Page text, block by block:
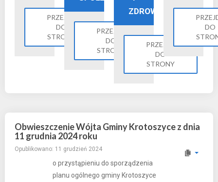
PRZEJDŹ
DO
STRONY
PRZEJDŹ
DO
STRONY
ZDROWIE
PRZEJDŹ
DO
STRONY
DO
Obwieszczenie Wójta Gminy Krotoszyce z dnia
11 grudnia 2024 roku
Opublikowano: 11 grudzień 2024
o przystąpieniu do sporządzenia
planu ogólnego gminy Krotoszyce